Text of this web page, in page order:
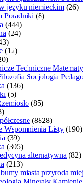
języku niemieckim (26)
Poradniki (8)
(444)
(24)
(12)
Techniczne
Socjologia
(136)
(5)
(85)
(8828)
Wspomnienia Listy (190)
(39)
(305)
alternatywna (82)
(213)
miasta przyroda
Minerały Kamienie